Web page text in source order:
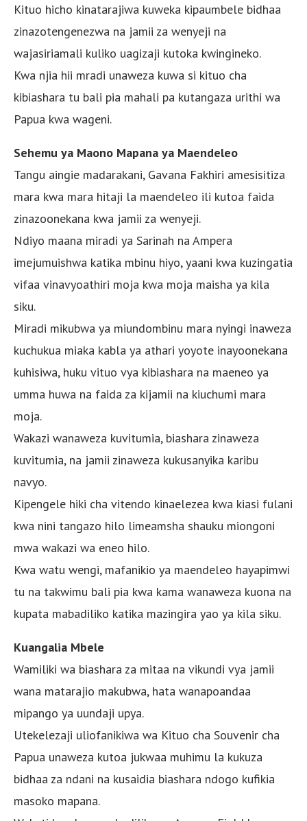
Kituo hicho kinatarajiwa kuweka kipaumbele bidhaa
zinazotengenezwa na jamii za wenyeji na
wajasiriamali kuliko uagizaji kutoka kwingineko.
Kwa njia hii mradi unaweza kuwa si kituo cha
kibiashara tu bali pia mahali pa kutangaza urithi wa
Papua kwa wageni.
Sehemu ya Maono Mapana ya Maendeleo
Tangu aingie madarakani, Gavana Fakhiri amesisitiza
mara kwa mara hitaji la maendeleo ili kutoa faida
zinazoonekana kwa jamii za wenyeji.
Ndiyo maana miradi ya Sarinah na Ampera
imejumuishwa katika mbinu hiyo, yaani kwa kuzingatia
vifaa vinavyoathiri moja kwa moja maisha ya kila
siku.
Miradi mikubwa ya miundombinu mara nyingi inaweza
kuchukua miaka kabla ya athari yoyote inayoonekana
kuhisiwa, huku vituo vya kibiashara na maeneo ya
umma huwa na faida za kijamii na kiuchumi mara
moja.
Wakazi wanaweza kuvitumia, biashara zinaweza
kuvitumia, na jamii zinaweza kukusanyika karibu
navyo.
Kipengele hiki cha vitendo kinaelezea kwa kiasi fulani
kwa nini tangazo hilo limeamsha shauku miongoni
mwa wakazi wa eneo hilo.
Kwa watu wengi, mafanikio ya maendeleo hayapimwi
tu na takwimu bali pia kwa kama wanaweza kuona na
kupata mabadiliko katika mazingira yao ya kila siku.
Kuangalia Mbele
Wamiliki wa biashara za mitaa na vikundi vya jamii
wana matarajio makubwa, hata wanapoandaa
mipango ya uundaji upya.
Utekelezaji uliofanikiwa wa Kituo cha Souvenir cha
Papua unaweza kutoa jukwaa muhimu la kukuza
bidhaa za ndani na kusaidia biashara ndogo kufikia
masoko mapana.